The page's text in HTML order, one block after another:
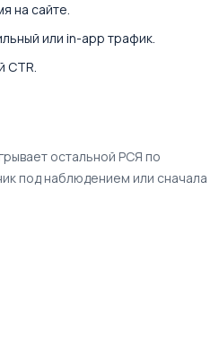
на сайте.
или in-app трафик.
CTR.
остальной РСЯ по
под наблюдением или сначала